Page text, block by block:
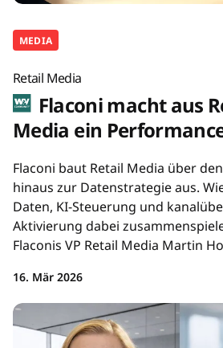
MEDIA
Retail Media
Flaconi macht aus
Media ein
Flaconi baut Retail Media über
hinaus zur Datenstrategie aus.
Daten, KI-Steuerung und
Aktivierung dabei
Flaconis VP Retail Media Martin
16. Mär 2026